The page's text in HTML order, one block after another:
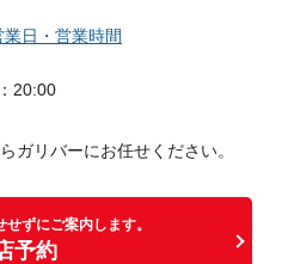
業日・営業時間
： 20:00
ガリバーにお任せください。
ずにご案内します。
予約